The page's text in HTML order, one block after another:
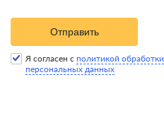
Отправить
Я согласен с политикой обработки
персональных данных